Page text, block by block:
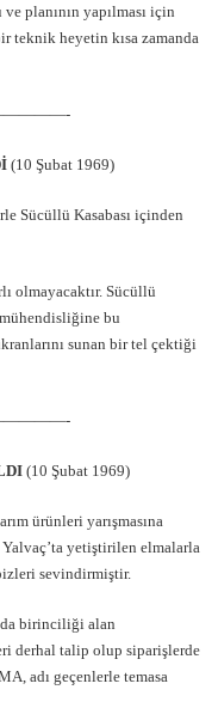
planının yapılması için
teknik heyetin kısa zamanda
(10 Şubat 1969)
Sücüllü Kasabası içinden
olmayacaktır. Sücüllü
bu
sunan bir tel çektiği
(10 Şubat 1969)
ürünleri yarışmasına
Yalvaç’ta yetiştirilen elmalarla
sevindirmiştir.
birinciliği alan
derhal talip olup siparişlerde
adı geçenlerle temasa